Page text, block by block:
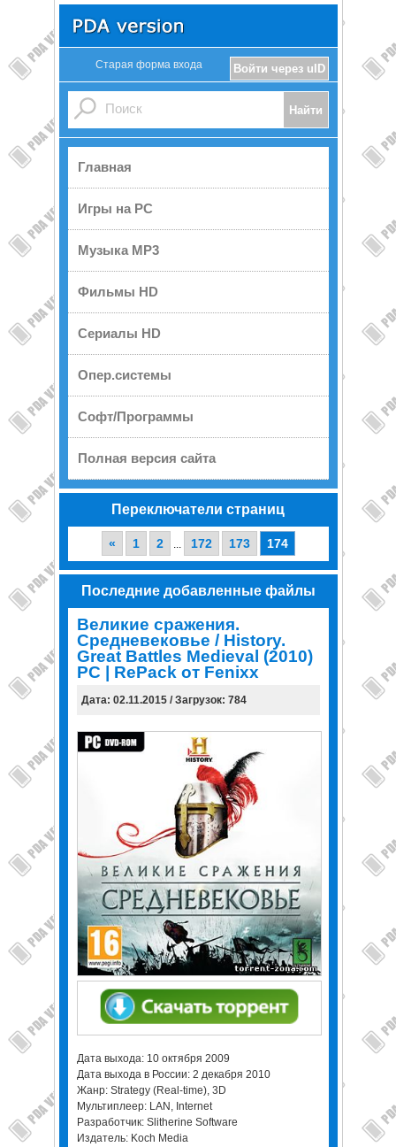
Войти через uID
Старая форма входа
Главная
Игры на PC
Музыка MP3
Фильмы HD
Сериалы HD
Опер.системы
Софт/Программы
Полная версия сайта
Переключатели страниц
« 1 2 ... 172 173 174
Последние добавленные файлы
Великие сражения.
Средневековье / History.
Great Battles Medieval (2010)
PC | RePack от Fenixx
Дата: 02.11.2015 / Загрузок: 784
Дата выхода: 10 октября 2009
Дата выхода в России: 2 декабря 2010
Жанр: Strategy (Real-time), 3D
Мультиплеер: LAN, Internet
Разработчик: Slitherine Software
Издатель: Koch Media